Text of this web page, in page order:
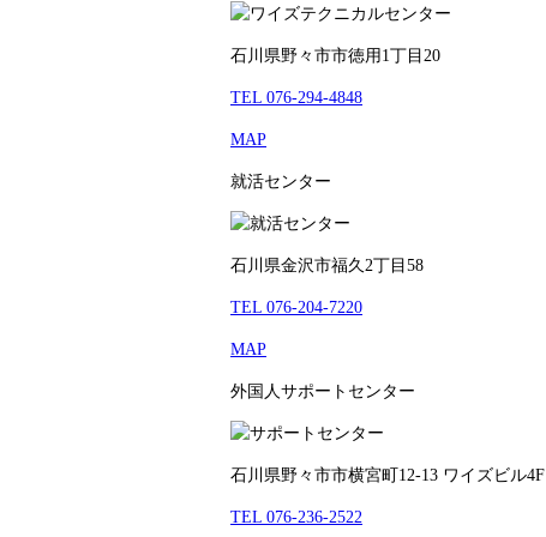
石川県野々市市徳用1丁目20
TEL 076-294-4848
MAP
就活センター
石川県金沢市福久2丁目58
TEL 076-204-7220
MAP
外国人サポートセンター
石川県野々市市横宮町12-13 ワイズビル4F
TEL 076-236-2522